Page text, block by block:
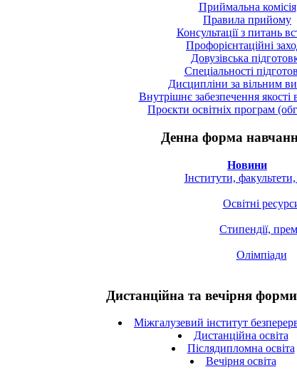
Приймальна комісія
Правила прийому
Консультації з питань
Профорієнтаційні
Довузівська
Спецiальностi
Дисципліни за вільним
Внутрішнє забезпечення якості
Проєкти освітніх програм
Денна форма
Новини
Інститути,
Освітні
Стипендії,
Олімпіади
Дистанційна та вечірня
Міжгалузевий інститут
Дистанційна освіта
Післядипломна освіта
Вечірня освіта